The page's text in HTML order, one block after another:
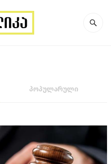
პოპულარული